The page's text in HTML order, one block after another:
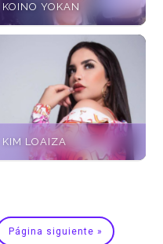
KOINO YOKAN
KIM LOAIZA
Página siguiente »